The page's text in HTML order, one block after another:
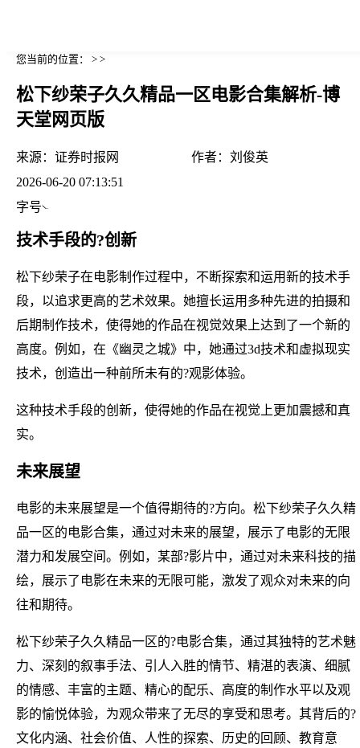
您当前的位置： > >
松下纱荣子久久精品一区电影合集解析-博
天堂网页版
来源： 证券时报网 作者： 刘俊英
2026-06-20 07:13:51
字号
技术手段的?创新
松下纱荣子在电影制作过程中，不断探索和运用新的技术手
段，以追求更高的艺术效果。她擅长运用多种先进的拍摄和
后期制作技术，使得她的作品在视觉效果上达到了一个新的
高度。例如，在《幽灵之城》中，她通过3d技术和虚拟现实
技术，创造出一种前所未有的?观影体验。
这种技术手段的创新，使得她的作品在视觉上更加震撼和真
实。
未来展望
电影的未来展望是一个值得期待的?方向。松下纱荣子久久精
品一区的电影合集，通过对未来的展望，展示了电影的无限
潜力和发展空间。例如，某部?影片中，通过对未来科技的描
绘，展示了电影在未来的无限可能，激发了观众对未来的向
往和期待。
松下纱荣子久久精品一区的?电影合集，通过其独特的艺术魅
力、深刻的叙事手法、引人入胜的情节、精湛的表演、细腻
的情感、丰富的主题、精心的配乐、高度的制作水平以及观
影的愉悦体验，为观众带来了无尽的享受和思考。其背后的?
文化内涵、社会价值、人性的探索、历史的回顾、教育意